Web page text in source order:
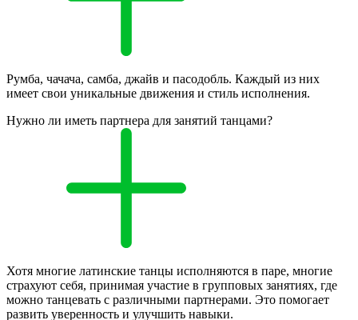
Румба, чачача, самба, джайв и пасодобль. Каждый из них
имеет свои уникальные движения и стиль исполнения.
Нужно ли иметь партнера для занятий танцами?
Хотя многие латинские танцы исполняются в паре, многие
страхуют себя, принимая участие в групповых занятиях, где
можно танцевать с различными партнерами. Это помогает
развить уверенность и улучшить навыки.